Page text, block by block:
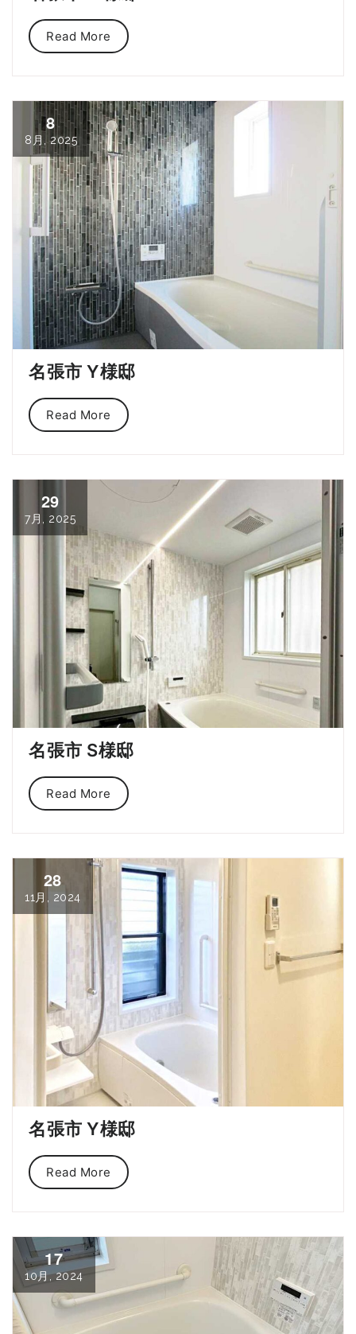
Read More
8
8月, 2025
名張市 Y様邸
Read More
29
7月, 2025
名張市 S様邸
Read More
28
11月, 2024
名張市 Y様邸
Read More
17
10月, 2024